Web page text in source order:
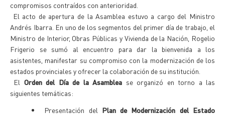
compromisos contraídos con anterioridad.
El acto de apertura de la Asamblea estuvo a cargo del Ministro
Andrés Ibarra. En uno de los segmentos del primer día de trabajo, el
Ministro de Interior, Obras Públicas y Vivienda de la Nación, Rogelio
Frigerio se sumó al encuentro para dar la bienvenida a los
asistentes, manifestar su compromiso con la modernización de los
estados provinciales y ofrecer la colaboración de su institución.
El Orden del Día de la Asamblea se organizó en torno a las
siguientes temáticas:
Presentación del Plan de Modernización del Estado